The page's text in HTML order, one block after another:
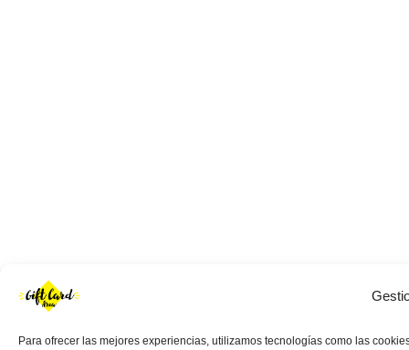
Para ofrecer las mejores experiencias, utilizamos tecnologías como las